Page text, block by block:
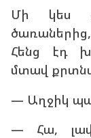
Մի կես
Հենց էդ
մտավ
— Աղջիկ
— Հա,